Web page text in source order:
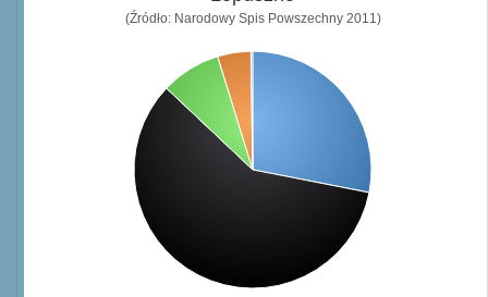
(Źródło: Narodowy Spis Powszechny 2011)